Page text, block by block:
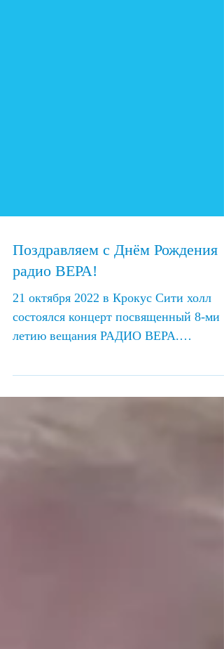
Поздравляем с Днём Рождения
радио ВЕРА!
21 октября 2022 в Крокус Сити холл
состоялся концерт посвященный 8-ми
Поздравить любимое радио приехали...